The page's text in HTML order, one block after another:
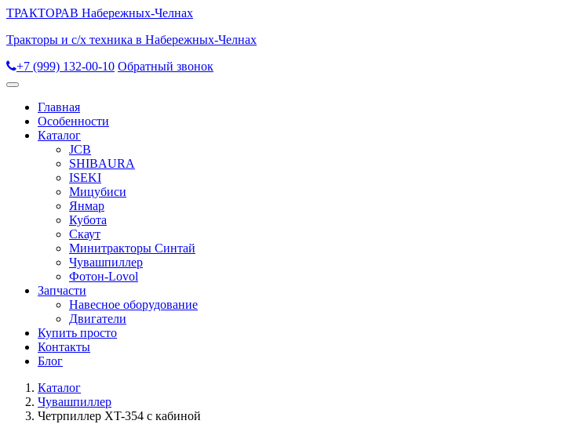
ТРАКТОРАВ Набережных-Челнах
Тракторы и с/х техника в Набережных-Челнах
+7 (999) 132-00-10 Обратный звонок
Главная
Особенности
Каталог
JCB
SHIBAURA
ISEKI
Мицубиси
Янмар
Кубота
Скаут
Минитракторы Синтай
Чувашпиллер
Фотон-Lovol
Запчасти
Навесное оборудование
Двигатели
Купить просто
Контакты
Блог
Каталог
Чувашпиллер
Четрпиллер XT-354 с кабиной